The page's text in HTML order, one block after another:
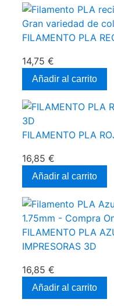
FILAMENTO PLA
14,75 €
Añadir al carrito
FILAMENTO PLA
16,85 €
Añadir al carrito
FILAMENTO PLA
IMPRESORAS 3D
16,85 €
Añadir al carrito